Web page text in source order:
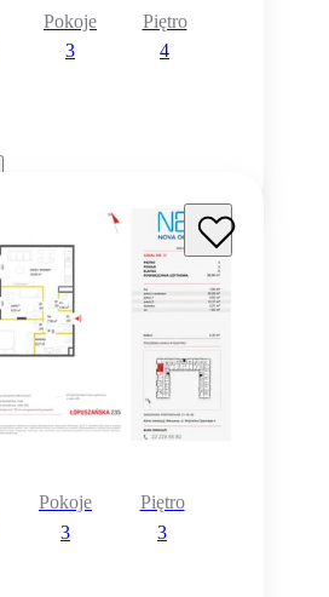
Pokoje
3
Piętro
4
Pokoje
3
Piętro
3